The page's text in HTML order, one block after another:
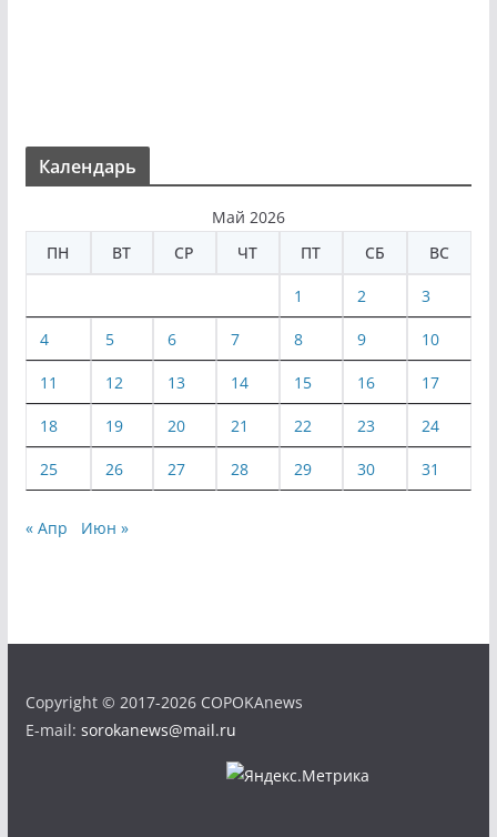
Календарь
Май 2026
ПН
ВТ СР ЧТ ПТ СБ ВС
1 2 3
4 5 6 7 8 9 10
11 12 13 14 15 16 17
18 19 20 21 22 23 24
25 26 27 28 29 30 31
« Апр Июн »
Copyright © 2017-2026 COPOKAnews
E-mail: sorokanews@mail.ru